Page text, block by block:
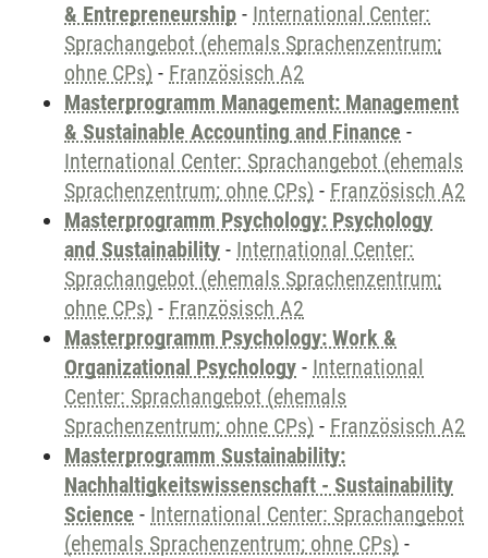
& Entrepreneurship - International Center:
Sprachangebot (ehemals Sprachenzentrum;
ohne CPs) - Französisch A2
Masterprogramm Management: Management
& Sustainable Accounting and Finance -
International Center: Sprachangebot (ehemals
Sprachenzentrum; ohne CPs) - Französisch A2
Masterprogramm Psychology: Psychology
and Sustainability - International Center:
Sprachangebot (ehemals Sprachenzentrum;
ohne CPs) - Französisch A2
Masterprogramm Psychology: Work &
Organizational Psychology - International
Center: Sprachangebot (ehemals
Sprachenzentrum; ohne CPs) - Französisch A2
Masterprogramm Sustainability:
Nachhaltigkeitswissenschaft - Sustainability
Science - International Center: Sprachangebot
(ehemals Sprachenzentrum; ohne CPs) -